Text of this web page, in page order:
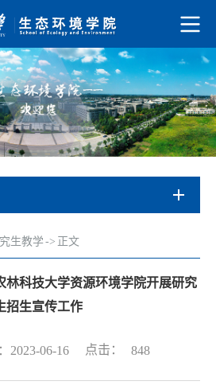
生教学-> 正文
林科技大学资源环境学院开展研究
招生宣传工作
2023-06-16 点击： 848